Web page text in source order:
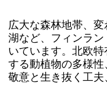
広大な森林地帯、
湖など、フィンラ
いています。北欧
する動植物の多様
敬意と生き抜く工夫